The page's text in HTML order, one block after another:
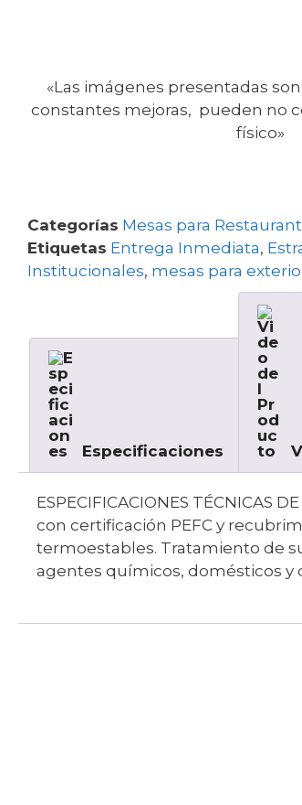
«Las imágenes presentadas
constantes mejoras, pueden no
físico»
Categorías Mesas para
Etiquetas Entrega Inmediata,
Institucionales, mesas para
Especificaciones
ESPECIFICACIONES TÉCNICAS
con certificación PEFC y
termoestables. Tratamiento de
agentes químicos, domésticos y